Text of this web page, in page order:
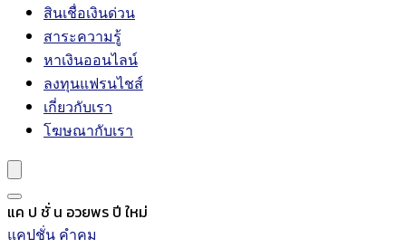
สินเชื่อเงินด่วน
สาระความรู้
หาเงินออนไลน์
ลงทุนแฟรนไชส์
เกี่ยวกับเรา
โฆษณากับเรา
แค ป ชั่ น อวยพร ปี ใหม่
แคปชั่น คำคม